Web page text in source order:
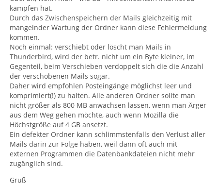
kämpfen hat.
Durch das Zwischenspeichern der Mails gleichzeitig mit
mangelnder Wartung der Ordner kann diese Fehlermeldung
kommen.
Noch einmal: verschiebt oder löscht man Mails in
Thunderbird, wird der betr. nicht um ein Byte kleiner, im
Gegenteil, beim Verschieben verdoppelt sich die die Anzahl
der verschobenen Mails sogar.
Daher wird empfohlen Posteingänge möglichst leer und
komprimiert(!) zu halten. Alle anderen Ordner sollte man
nicht größer als 800 MB anwachsen lassen, wenn man Ärger
aus dem Weg gehen möchte, auch wenn Mozilla die
Höchstgröße auf 4 GB ansetzt.
Ein defekter Ordner kann schlimmstenfalls den Verlust aller
Mails darin zur Folge haben, weil dann oft auch mit
externen Programmen die Datenbankdateien nicht mehr
zugänglich sind.
Gruß